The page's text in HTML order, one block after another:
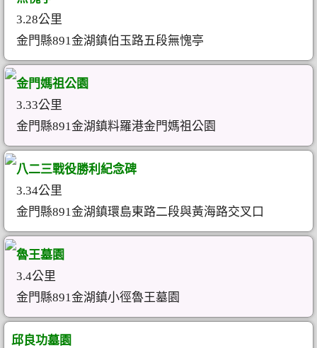
3.28公里
金門縣891金湖鎮伯玉路五段無愧亭
金門媽祖公園
3.33公里
金門縣891金湖鎮料羅港金門媽祖公園
八二三戰役勝利紀念碑
3.34公里
金門縣891金湖鎮環島東路二段與黃海路交叉口
魯王墓園
3.4公里
金門縣891金湖鎮小徑魯王墓園
邱良功墓園